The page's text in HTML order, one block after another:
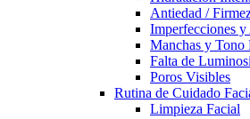
Antiedad /
Imperfecciones y
Manchas y Tono
Falta de
Poros Visibles
Rutina de Cuidado
Limpieza Facial